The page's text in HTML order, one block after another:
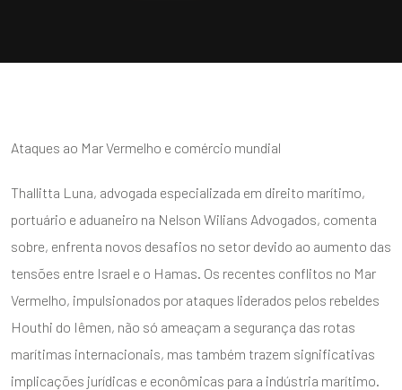
Ataques ao Mar Vermelho e comércio mundial
Thallitta Luna, advogada especializada em direito marítimo,
portuário e aduaneiro na Nelson Wilians Advogados, comenta
sobre, enfrenta novos desafios no setor devido ao aumento das
tensões entre Israel e o Hamas. Os recentes conflitos no Mar
Vermelho, impulsionados por ataques liderados pelos rebeldes
Houthi do Iêmen, não só ameaçam a segurança das rotas
marítimas internacionais, mas também trazem significativas
implicações jurídicas e econômicas para a indústria marítimo.